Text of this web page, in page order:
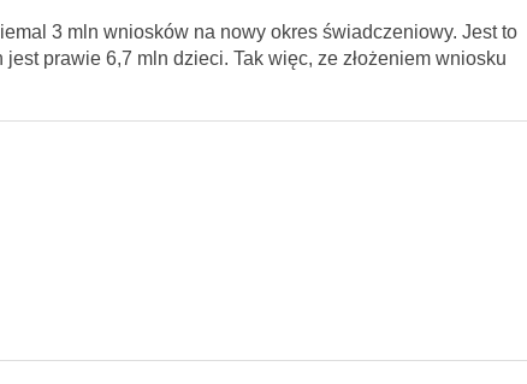
3 mln wniosków na nowy okres świadczeniowy. Jest to
prawie 6,7 mln dzieci. Tak więc, ze złożeniem wniosku